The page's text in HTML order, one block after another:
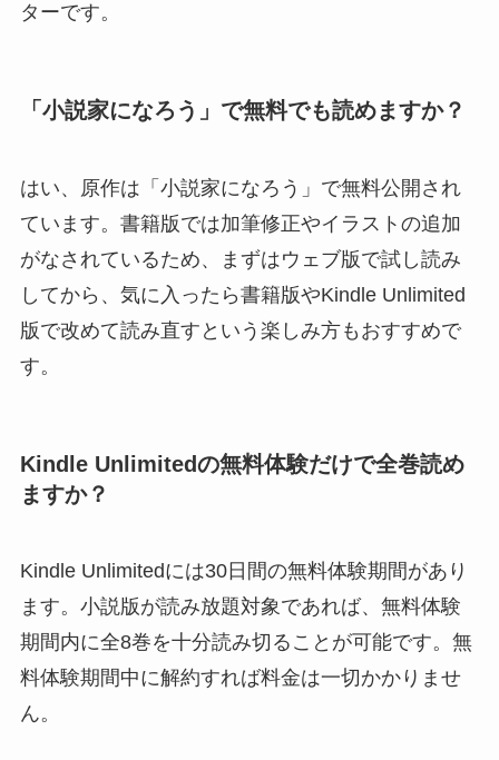
ターです。
「小説家になろう」で無料でも読めますか？
はい、原作は「小説家になろう」で無料公開され
ています。書籍版では加筆修正やイラストの追加
がなされているため、まずはウェブ版で試し読み
してから、気に入ったら書籍版やKindle Unlimited
版で改めて読み直すという楽しみ方もおすすめで
す。
Kindle Unlimitedの無料体験だけで全巻読め
ますか？
Kindle Unlimitedには30日間の無料体験期間があり
ます。小説版が読み放題対象であれば、無料体験
期間内に全8巻を十分読み切ることが可能です。無
料体験期間中に解約すれば料金は一切かかりませ
ん。